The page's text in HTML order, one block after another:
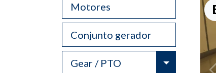
Motores
Conjunto gerador
Gear / PTO Toggle